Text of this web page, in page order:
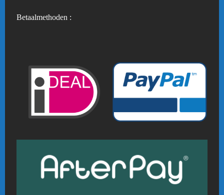
Betaalmethoden :